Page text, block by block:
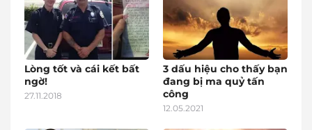
Lòng tốt và cái kết bất
ngờ!
27.11.2018
3 dấu hiệu cho thấy bạn
đang bị ma quỷ tấn
công
12.05.2021